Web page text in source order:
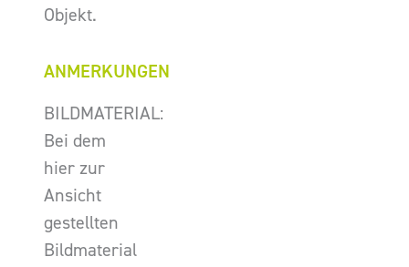
Objekt.
ANMERKUNGEN
BILDMATERIAL:
Bei dem
hier zur
Ansicht
gestellten
Bildmaterial